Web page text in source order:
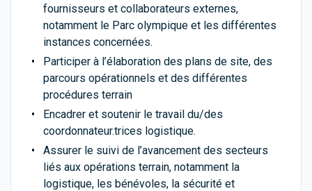
fournisseurs et collaborateurs externes,
notamment le Parc olympique et les différentes
instances concernées.
Participer à l’élaboration des plans de site, des
parcours opérationnels et des différentes
procédures terrain
Encadrer et soutenir le travail du/des
coordonnateur.trices logistique.
Assurer le suivi de l’avancement des secteurs
liés aux opérations terrain, notamment la
logistique, les bénévoles, la sécurité et